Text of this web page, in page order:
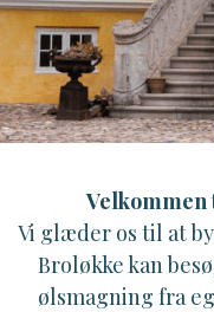
Vi glæder os til at
Broløkke kan
ølsmagning fra